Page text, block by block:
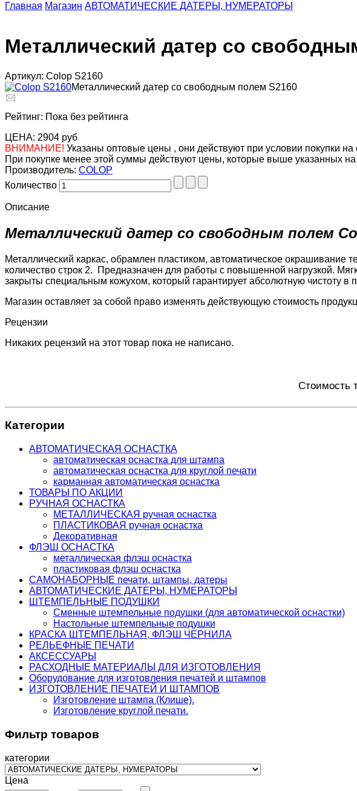
Главная Магазин АВТОМАТИЧЕСКИЕ ДАТЕРЫ, НУМЕРАТОРЫ
Металлический датер со
Артикул: Colop S2160
Металлический датер со свободным полем S2160
Рейтинг: Пока без рейтинга
ЦЕНА: 2904 руб
ВНИМАНИЕ! Указаны оптовые цены , они действуют при условии покупки
При покупке менее этой суммы действуют цены, которые выше указанных на
Производитель: COLOP
Количество
Описание
Металлический датер со свободным полем
Металлический каркас, обрамлен пластиком, автоматическое
количество строк 2. Предназначен для работы с повышенной нагрузкой.
закрыты специальным кожухом, который гарантирует абсолютную чистоту
Магазин оставляет за собой право изменять действующую стоимость
Рецензии
Никаких рецензий на этот товар пока не написано.
Стоимость
Категории
АВТОМАТИЧЕСКАЯ ОСНАСТКА
автоматическая оснастка для штампа
автоматическая оснастка для круглой печати
карманная автоматическая оснастка
ТОВАРЫ ПО АКЦИИ
РУЧНАЯ ОСНАСТКА
МЕТАЛЛИЧЕСКАЯ ручная оснастка
ПЛАСТИКОВАЯ ручная оснастка
Декоративная
ФЛЭШ ОСНАСТКА
металлическая флэш оснастка
пластиковая флэш оснастка
САМОНАБОРНЫЕ печати, штампы, датеры
АВТОМАТИЧЕСКИЕ ДАТЕРЫ, НУМЕРАТОРЫ
ШТЕМПЕЛЬНЫЕ ПОДУШКИ
Сменные штемпельные подушки (для автоматической оснастки)
Настольные штемпельные подушки
КРАСКА ШТЕМПЕЛЬНАЯ, ФЛЭШ ЧЕРНИЛА
РЕЛЬЕФНЫЕ ПЕЧАТИ
АКСЕССУАРЫ
РАСХОДНЫЕ МАТЕРИАЛЫ ДЛЯ ИЗГОТОВЛЕНИЯ
Оборудование для изготовления печатей и штампов
ИЗГОТОВЛЕНИЕ ПЕЧАТЕЙ И ШТАМПОВ
Изготовление штампа (Клише).
Изготовление круглой печати.
Фильтр товаров
категории
Цена